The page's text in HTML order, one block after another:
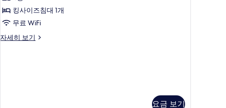
or
2
Adults+2
Children)
킹사이즈침대 1개
무료 WiFi
자세히 보기
Deluxe
요금 보기